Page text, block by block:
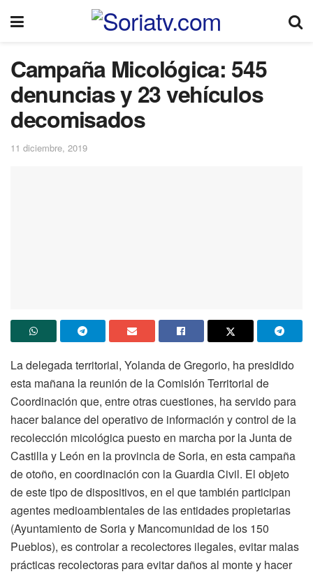
Campaña Micológica: 545
denuncias y 23 vehículos
decomisados
11 diciembre, 2019
La delegada territorial, Yolanda de Gregorio, ha presidido
esta mañana la reunión de la Comisión Territorial de
Coordinación que, entre otras cuestiones, ha servido para
hacer balance del operativo de información y control de la
recolección micológica puesto en marcha por la Junta de
Castilla y León en la provincia de Soria, en esta campaña
de otoño, en coordinación con la Guardia Civil. El objeto
de este tipo de dispositivos, en el que también participan
agentes medioambientales de las entidades propietarias
(Ayuntamiento de Soria y Mancomunidad de los 150
Pueblos), es controlar a recolectores ilegales, evitar malas
prácticas recolectoras para evitar daños al monte y hacer